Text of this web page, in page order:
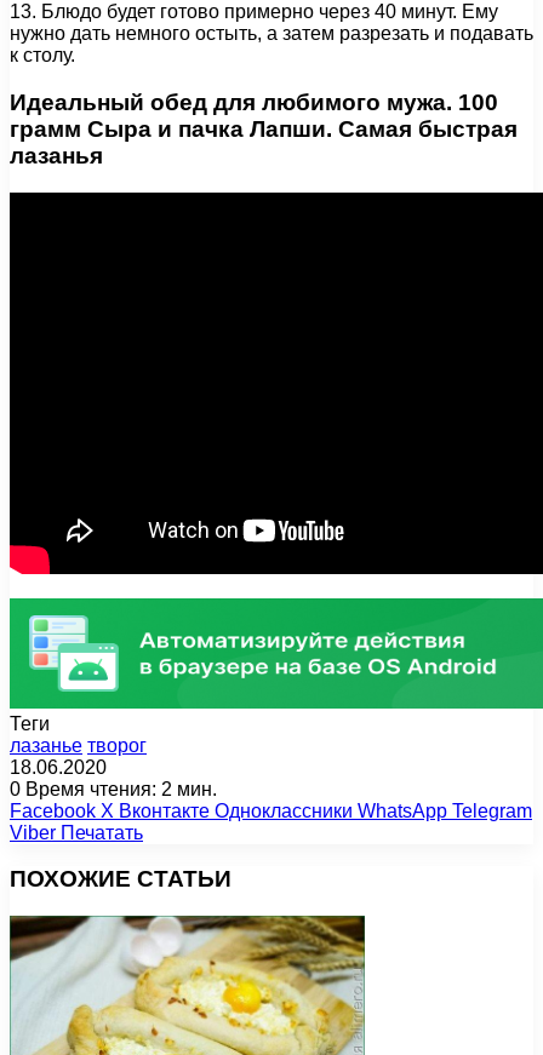
13. Блюдо будет готово примерно через 40 минут. Ему
нужно дать немного остыть, а затем разрезать и подавать
к столу.
Идеальный обед для любимого мужа. 100
грамм Сыра и пачка Лапши. Самая быстрая
лазанья
Теги
лазанье творог
18.06.2020
0 Время чтения: 2 мин.
Facebook X Вконтакте Одноклассники WhatsApp Telegram
Viber Печатать
ПОХОЖИЕ СТАТЬИ